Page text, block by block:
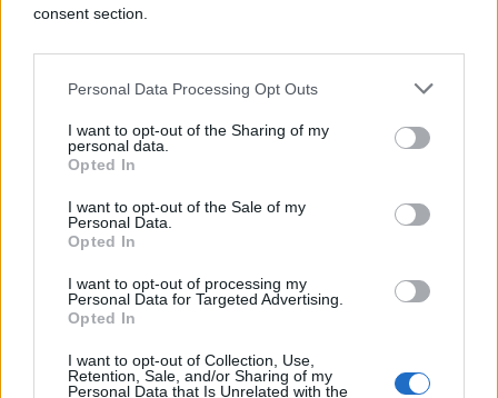
consent section.
Personal Data Processing Opt Outs
I want to opt-out of the Sharing of my
personal data.
Opted In
I want to opt-out of the Sale of my
Personal Data.
Opted In
I want to opt-out of processing my
Personal Data for Targeted Advertising.
Opted In
I want to opt-out of Collection, Use,
Retention, Sale, and/or Sharing of my
Personal Data that Is Unrelated with the
kupovina, postoji nekoliko par znamenitosti koje bi
mogli posjetiti dok ste tamo. Preporučuje se da
svakako posjetite gradsku vijećnicu “Rathaus”,
sagrađenu u vrijeme naglog rasta Graza.
Glavni trg ili Hauptplatz koji je izgrađen još u
srednjem vijeku i otada se smatra središtem Graza.
Tu se nalaze najbolje trgovine. Zatim ako nađete
vremena, posjetite Katedralu Domkirche izgrađenu
u 15. stoljeću, dok je Graz bio sjedište cara
Frederika III ili Muzej moderne umjetnosti.